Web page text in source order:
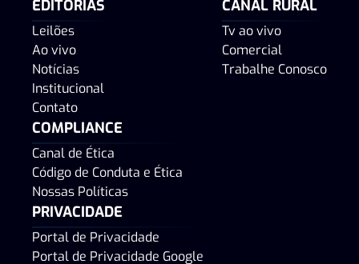
EDITORIAS
Leilões
Ao vivo
Notícias
Institucional
Contato
CANAL RURAL
Tv ao vivo
Comercial
Trabalhe Conosco
COMPLIANCE
Canal de Ética
Código de Conduta e Ética
Nossas Políticas
PRIVACIDADE
Portal de Privacidade
Portal de Privacidade Google